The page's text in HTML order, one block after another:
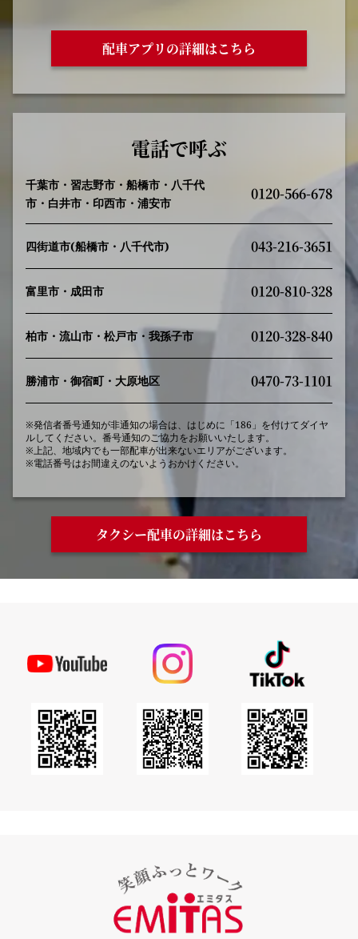
配車アプリの詳細はこちら
電話で呼ぶ
千葉市・習志野市・船橋市・八千代
市・白井市・印西市・浦安市
0120-566-678
四街道市(船橋市・八千代市) 043-216-3651
富里市・成田市 0120-810-328
柏市・流山市・松戸市・我孫子市 0120-328-840
勝浦市・御宿町・大原地区 0470-73-1101
※発信者番号通知が非通知の場合は、はじめに「186」を付けてダイヤ
ルしてください。番号通知のご協力をお願いいたします。
※上記、地域内でも一部配車が出来ないエリアがございます。
※電話番号はお間違えのないようおかけください。
タクシー配車の詳細はこちら